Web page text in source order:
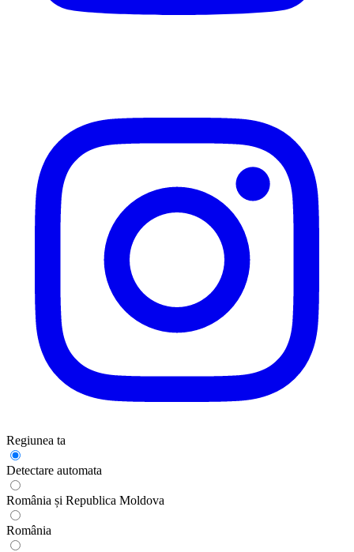
Regiunea ta
Detectare automata
România și Republica Moldova
România